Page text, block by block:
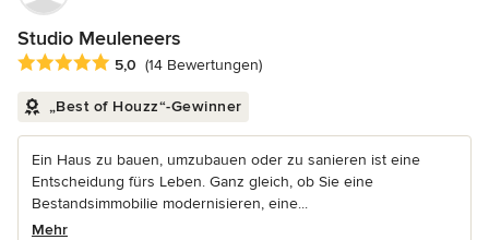
Studio Meuleneers
Durchschnittliche Bewertung: 5 von 5 Sternen
5,0 (14 Bewertungen)
„Best of Houzz“-Gewinner
Ein Haus zu bauen, umzubauen oder zu sanieren ist eine
Entscheidung fürs Leben. Ganz gleich, ob Sie eine
Bestandsimmobilie modernisieren, eine...
Mehr